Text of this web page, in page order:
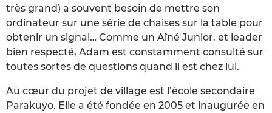
très grand) a souvent besoin de mettre son
ordinateur sur une série de chaises sur la table pour
obtenir un signal… Comme un Aîné Junior, et leader
bien respecté, Adam est constamment consulté sur
toutes sortes de questions quand il est chez lui.
Au cœur du projet de village est l’école secondaire
Parakuyo. Elle a été fondée en 2005 et inaugurée en